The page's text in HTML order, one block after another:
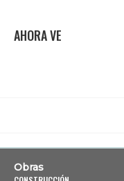
AHORA VE
Obras